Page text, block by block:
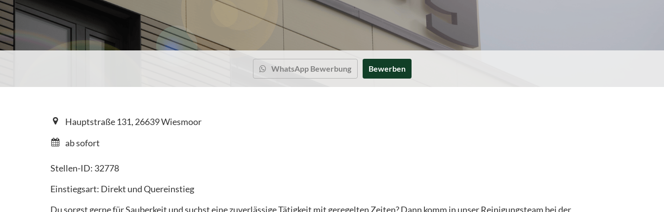
WhatsApp Bewerbung Bewerben
Hauptstraße 131, 26639 Wiesmoor
ab sofort
Stellen-ID: 32778
Einstiegsart: Direkt und Quereinstieg
Du sorgst gerne für Sauberkeit und suchst eine zuverlässige Tätigkeit mit geregelten Zeiten? Dann komm in unser Reinigungsteam bei der